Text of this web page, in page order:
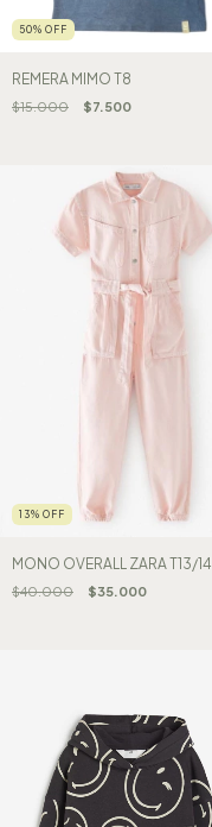
50% OFF
REMERA MIMO T8
$15.000 $7.500
13% OFF
MONO OVERALL ZARA T13/14
$40.000 $35.000